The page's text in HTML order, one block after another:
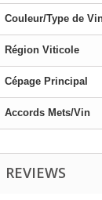
Couleur/Type de
Région Viticole
Cépage Principal
Accords Mets/Vin
REVIEWS